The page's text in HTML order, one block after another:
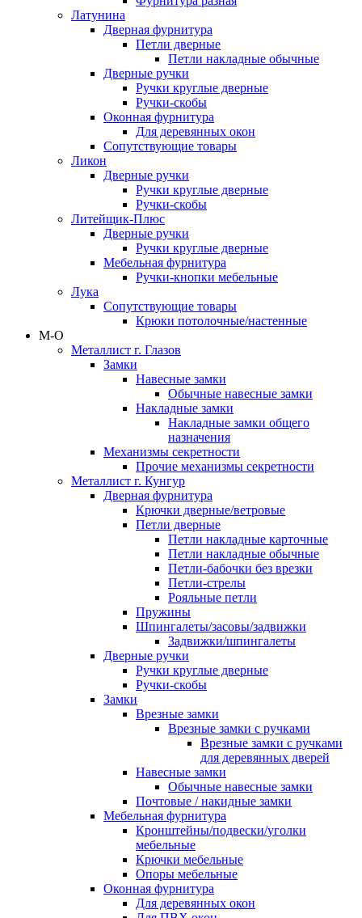
Латунина
Дверная фурнитура
Петли дверные
Петли накладные обычные
Дверные ручки
Ручки круглые дверные
Ручки-скобы
Оконная фурнитура
Для деревянных окон
Сопутствующие товары
Ликон
Дверные ручки
Ручки круглые дверные
Ручки-скобы
Литейщик-Плюс
Дверные ручки
Ручки круглые дверные
Мебельная фурнитура
Ручки-кнопки мебельные
Лука
Сопутствующие товары
Крюки потолочные/настенные
М-О
Металлист г. Глазов
Замки
Навесные замки
Обычные навесные замки
Накладные замки
Накладные замки общего
назначения
Механизмы секретности
Прочие механизмы секретности
Металлист г. Кунгур
Дверная фурнитура
Крючки дверные/ветровые
Петли дверные
Петли накладные карточные
Петли накладные обычные
Петли-бабочки без врезки
Петли-стрелы
Рояльные петли
Пружины
Шпингалеты/засовы/задвижки
Задвижки/шпингалеты
Дверные ручки
Ручки круглые дверные
Ручки-скобы
Замки
Врезные замки
Врезные замки с ручками
Врезные замки с ручками
для деревянных дверей
Навесные замки
Обычные навесные замки
Почтовые / накидные замки
Мебельная фурнитура
Кронштейны/подвески/уголки
мебельные
Крючки мебельные
Опоры мебельные
Оконная фурнитура
Для деревянных окон